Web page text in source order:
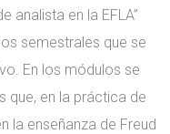
analista en la EFLA”
semestrales que se
En los módulos se
que, en la práctica de
la enseñanza de Freud